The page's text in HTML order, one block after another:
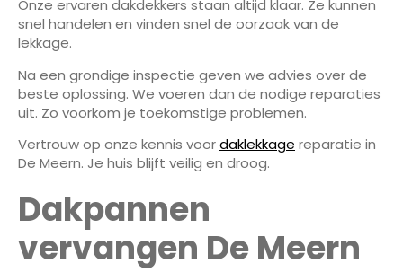
Onze ervaren dakdekkers staan altijd klaar. Ze kunnen
snel handelen en vinden snel de oorzaak van de
lekkage.
Na een grondige inspectie geven we advies over de
beste oplossing. We voeren dan de nodige reparaties
uit. Zo voorkom je toekomstige problemen.
Vertrouw op onze kennis voordaklekkage reparatie in
De Meern. Je huis blijft veilig en droog.
Dakpannen
vervangen De Meern